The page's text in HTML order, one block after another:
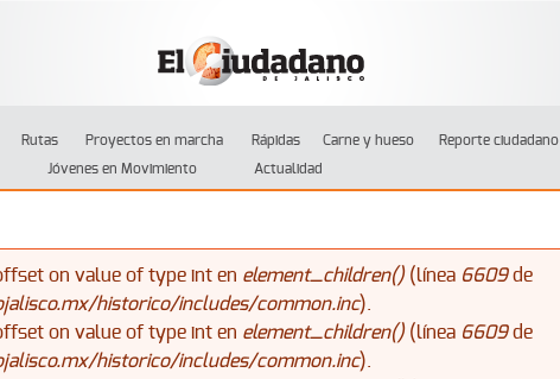
Rutas Proyectos en marcha Rápidas Carne y hueso Reporte ciudadano
Jóvenes en Movimiento
Actualidad
on value of type int en element_children()(línea 6609de
historico/includes/common.inc).
on value of type int en element_children()(línea 6609de
historico/includes/common.inc).